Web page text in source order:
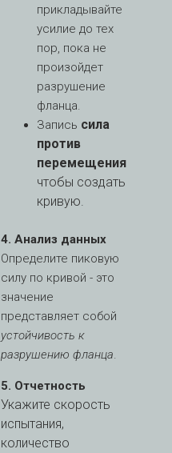
прикладывайте
усилие до тех
пор, пока не
произойдет
разрушение
фланца.
Запись сила
против
перемещения
чтобы создать
кривую.
4. Анализ данных
Определите пиковую
силу по кривой - это
значение
представляет собой
устойчивость к
разрушению фланца.
5. Отчетность
Укажите скорость
испытания,
количество